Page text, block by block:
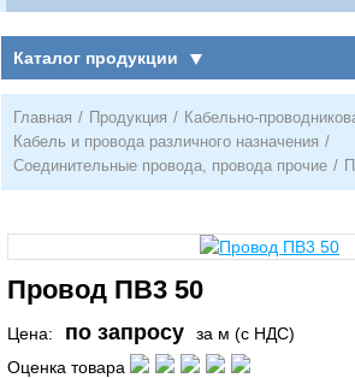
Каталог продукции
Главная / Продукция / Кабельно-
Кабель и провода различного назначения /
Соединительные провода, провода прочие /
Провод ПВ3 50
Цена: по запросу
за м (с НДС)
Оценка товара